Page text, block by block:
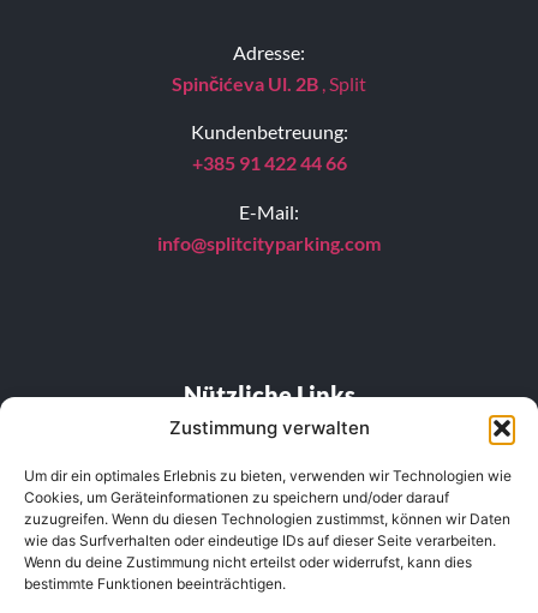
Zustimmung verwalten
Um dir ein optimales Erlebnis zu bieten, verwenden wir Technologien wie
Cookies, um Geräteinformationen zu speichern und/oder darauf
zuzugreifen. Wenn du diesen Technologien zustimmst, können wir Daten
wie das Surfverhalten oder eindeutige IDs auf dieser Seite verarbeiten.
Wenn du deine Zustimmung nicht erteilst oder widerrufst, kann dies
bestimmte Funktionen beeinträchtigen.
Adresse:
Spinčićeva Ul. 2B , Split
Kundenbetreuung:
+385 91 422 44 66
E-Mail:
info@splitcityparking. com
Nützliche Links
Preisliste
Standort
Datenschutzrichtlinie